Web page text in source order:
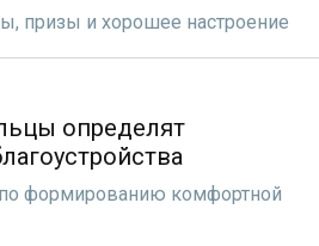
призы и хорошее настроение
определят
формированию комфортной